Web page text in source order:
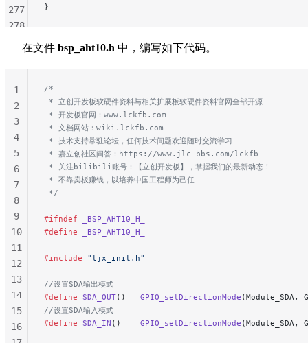
}
277
278
282
283
284
285
286
287
288
289
290
291
292
293
294
295
296
297
在文件 bsp_aht10.h 中，编写如下代码。
/*
* 立创开发板软硬件资料与相关扩展板软硬件资料官网全部开源
* 开发板官网：www.lckfb.com
* 文档网站：wiki.lckfb.com
* 技术支持常驻论坛，任何技术问题欢迎随时交流学习
* 嘉立创社区问答：https://www.jlc-bbs.com/lckfb
* 关注bilibili账号：【立创开发板】，掌握我们的最新动态！
* 不靠卖板赚钱，以培养中国工程师为己任
*/
#ifndef _BSP_AHT10_H_
#define _BSP_AHT10_H_
#include "tjx_init.h"
//设置SDA输出模式
#define SDA_OUT() GPIO_setDirectionMode (Module_SDA,
//设置SDA输入模式
#define SDA_IN () GPIO_setDirectionMode (Module_SDA,
1
2
3
4
5
6
7
8
9
10
11
12
13
14
15
16